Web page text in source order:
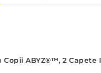
ABYZ®™, 2 Capete